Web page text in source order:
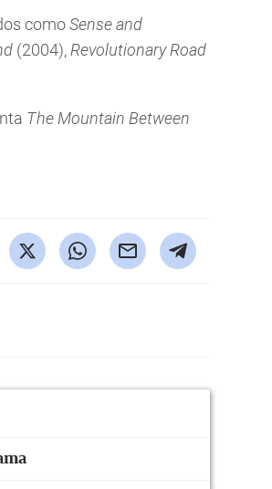
comoSense and
(2004),Revolutionary Road
The Mountain Between